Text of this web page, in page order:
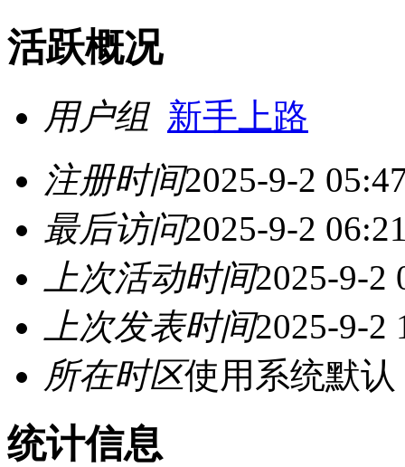
活跃概况
用户组 新手上路
注册时间2025-9-2
最后访问2025-9-2
上次活动时间2025-9-2
上次发表时间2025-9-2
所在时区使用系统默认
统计信息